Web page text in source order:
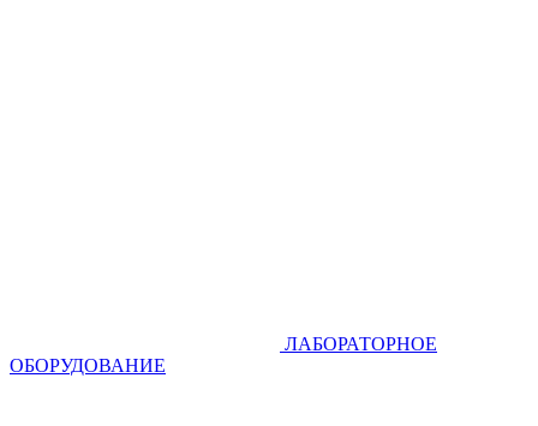
ЛАБОРАТОРНОЕ
ОБОРУДОВАНИЕ